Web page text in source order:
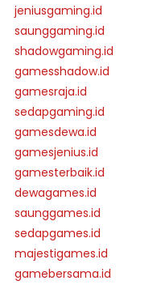
jeniusgaming.id
saunggaming.id
shadowgaming.id
gamesshadow.id
gamesraja.id
sedapgaming.id
gamesdewa.id
gamesjenius.id
gamesterbaik.id
dewagames.id
saunggames.id
sedapgames.id
majestigames.id
gamebersama.id